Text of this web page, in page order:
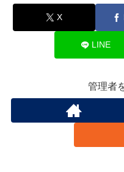
X
LINE
管理者